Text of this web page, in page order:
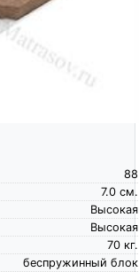
88
см.
7.0
Высокая
Высокая
кг.
70
беспружинный блок